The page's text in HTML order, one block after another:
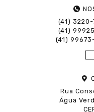
(41) 3220-
(41)
(41)
Rua
Água